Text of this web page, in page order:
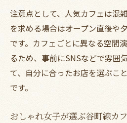
初めてでも大丈夫な
流れ
谷町線エリアでカフ
コツ
注意点として、人気カフェは混
を求める場合はオープン直後や
です。カフェごとに異なる空間
るため、事前にSNSなどで雰囲
て、自分に合ったお店を選ぶこ
です。
おしゃれ女子が選ぶ谷町線カ